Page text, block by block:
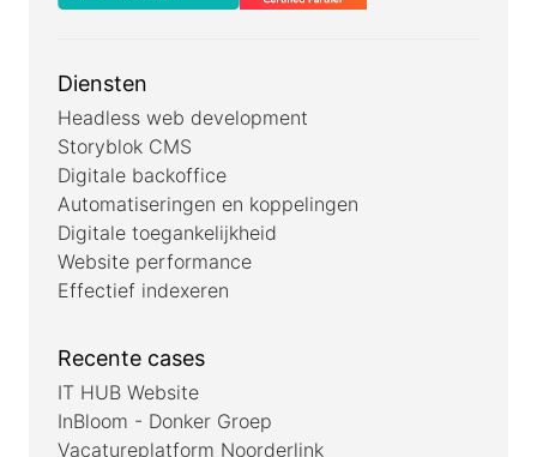
Diensten
Headless web development
Storyblok CMS
Digitale backoffice
Automatiseringen en koppelingen
Digitale toegankelijkheid
Website performance
Effectief indexeren
Recente cases
IT HUB Website
InBloom - Donker Groep
Vacatureplatform Noorderlink